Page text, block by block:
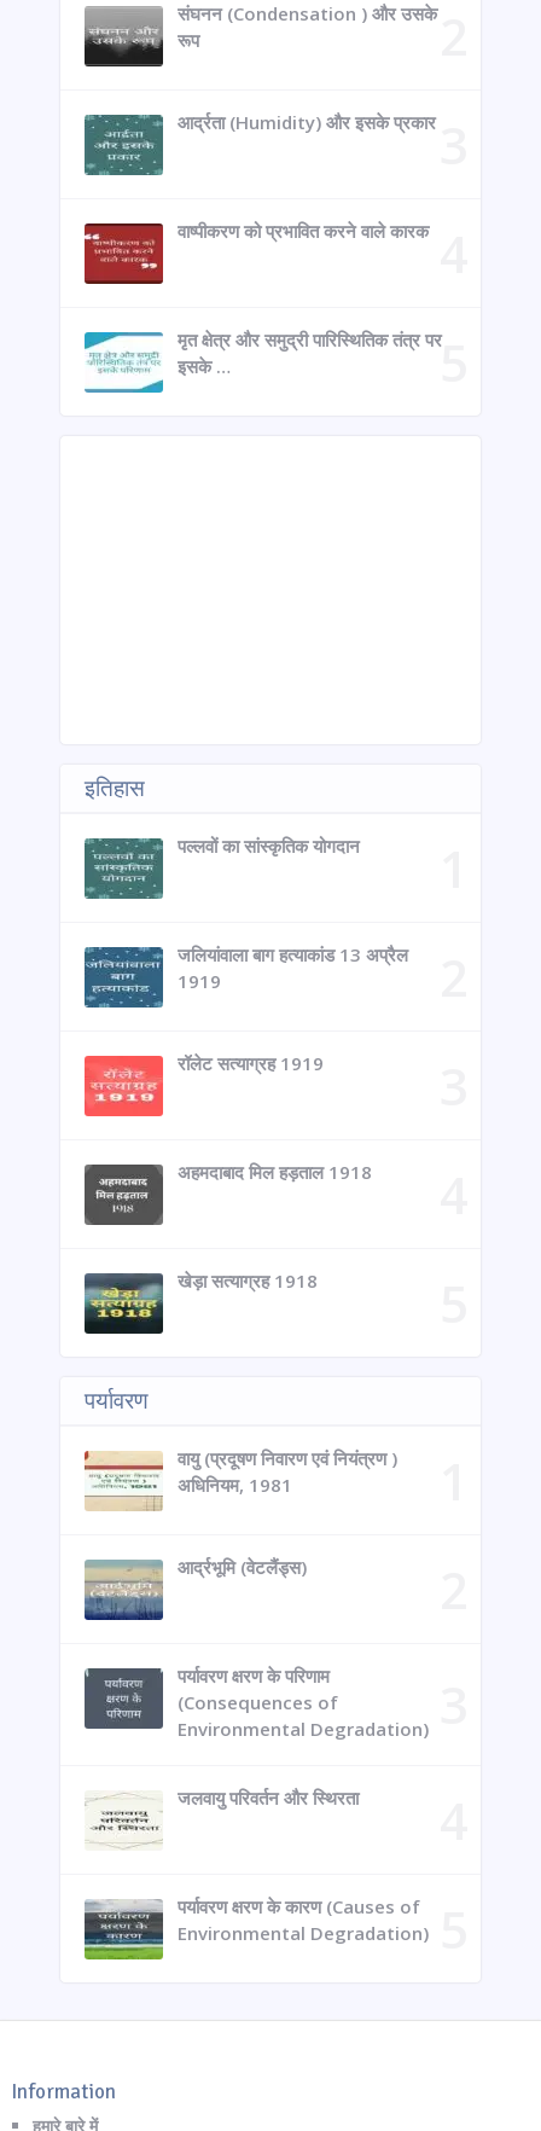
संघनन (Condensation ) और उसके
रूप
आर्द्रता (Humidity) और इसके प्रकार
वाष्पीकरण को प्रभावित करने वाले कारक
मृत क्षेत्र और समुद्री पारिस्थितिक तंत्र पर
इसके …
इतिहास
पल्लवों का सांस्कृतिक योगदान
जलियांवाला बाग हत्याकांड 13 अप्रैल
1919
रॉलेट सत्याग्रह 1919
अहमदाबाद मिल हड़ताल 1918
खेड़ा सत्याग्रह 1918
पर्यावरण
वायु (प्रदूषण निवारण एवं नियंत्रण )
अधिनियम, 1981
आर्द्रभूमि (वेटलैंड्स)
पर्यावरण क्षरण के परिणाम
(Consequences of
Environmental Degradation)
जलवायु परिवर्तन और स्थिरता
पर्यावरण क्षरण के कारण (Causes of
Environmental Degradation)
Information
हमारे बारे में